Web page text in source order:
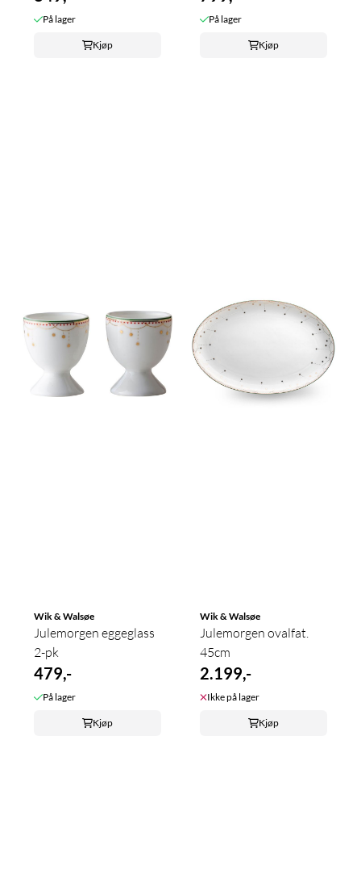
På lager
Kjøp
På lager
Kjøp
Wik & Walsøe
Julemorgen eggeglass
2-pk
479,-
På lager
Kjøp
Wik & Walsøe
Julemorgen ovalfat.
45cm
2.199,-
Ikke på lager
Kjøp